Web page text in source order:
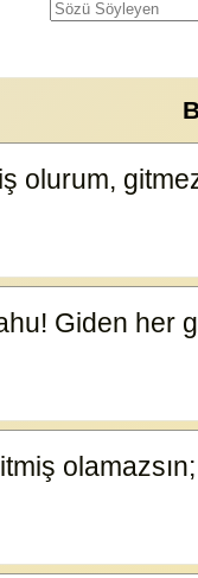
olurum,
Giden her
olamazsın;